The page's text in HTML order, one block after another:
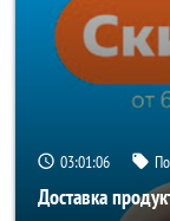
03:01:05
Доставка